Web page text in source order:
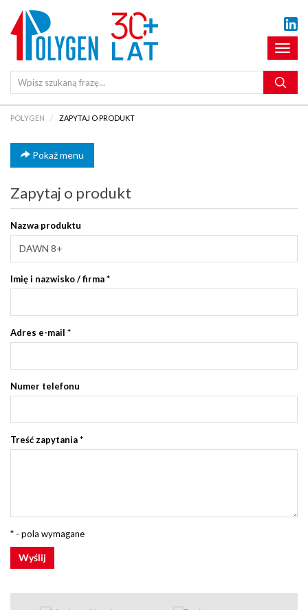
Pokaż
menu
POLYGEN ZAPYTAJ O PRODUKT
Pokaż menu
Zapytaj o produkt
Nazwa produktu
Imię i nazwisko / firma*
Adres e-mail *
Numer telefonu
Treść zapytania*
* - pola wymagane
Wyślij